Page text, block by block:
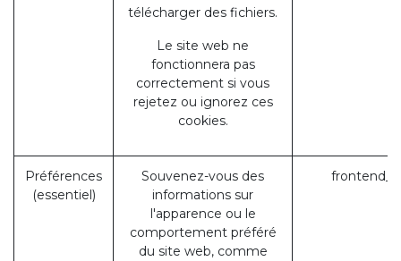
télécharger des fichiers.
Le site web ne
fonctionnera pas
correctement si vous
rejetez ou ignorez ces
cookies.
Préférences
(essentiel)
Souvenez-vous des
informations sur
l'apparence ou le
comportement préféré
du site web, comme